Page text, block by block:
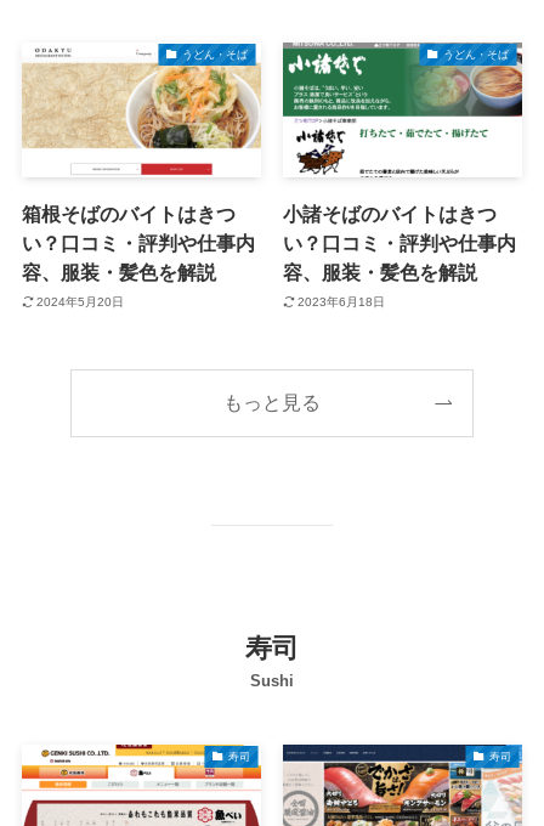
うどん・そば
箱根そばのバイトはきつ
い？口コミ・評判や仕事内
容、服装・髪色を解説
2024年5月20日
うどん・そば
小諸そばのバイトはきつ
い？口コミ・評判や仕事内
容、服装・髪色を解説
2023年6月18日
もっと見る
寿司
Sushi
寿司 寿司